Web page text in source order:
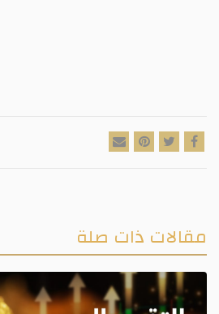
مقالات ذات صلة